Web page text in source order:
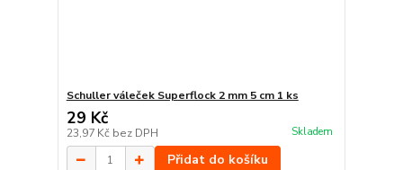
Schuller váleček Superflock 2 mm 5 cm 1 ks
29 Kč
23,97 Kč bez DPH Skladem
Přidat do košíku